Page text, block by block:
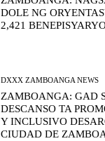
DOLE NG
2,421
DXXX ZAMBOANGA NEWS
ZAMBOANGA: GAD
DESCANSO TA
Y INCLUSIVO
CIUDAD DE